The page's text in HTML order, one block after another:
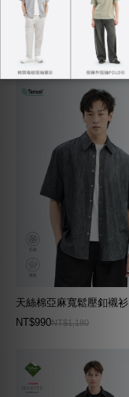
重磅華夫格TEE
NT$880
天絲棉亞麻寬鬆壓釦襯衫
NT$990NT$1,180